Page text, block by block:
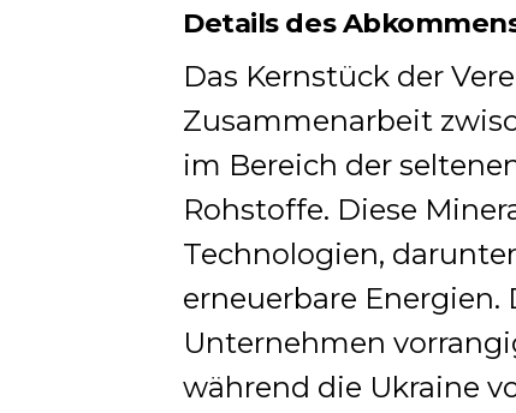
Details des
Das Kernstück der
Zusammenarbeit
im Bereich der
Rohstoffe. Diese
Technologien,
erneuerbare
Unternehmen
während die Ukraine